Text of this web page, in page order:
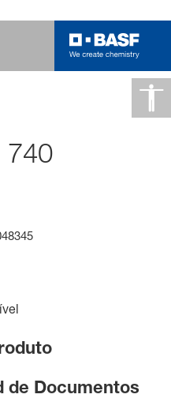
740
de Documentos